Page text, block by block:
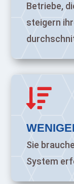
Betriebe,
steigern

Sie
System